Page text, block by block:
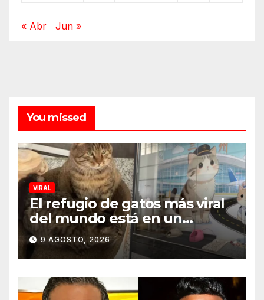
« Abr Jun »
You missed
VIRAL
El refugio de gatos más viral
del mundo está en un
aeropuerto internacional y
tiene a tres felinos
patrullando las puertas de
embarque
9 AGOSTO, 2026